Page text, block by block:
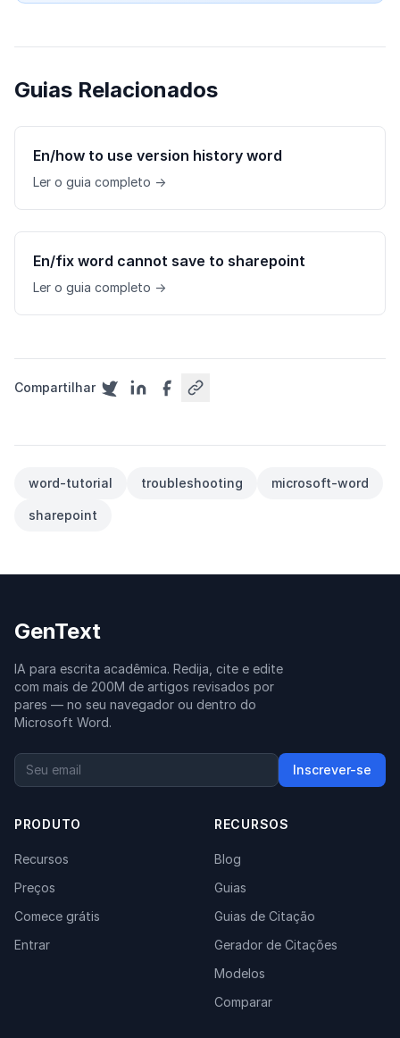
Guias Relacionados
En/how to use version history word
Ler o guia completo →
En/fix word cannot save to sharepoint
Ler o guia completo →
Compartilhar
word-tutorial troubleshooting microsoft-word
sharepoint
GenText
IA para escrita acadêmica. Redija, cite e edite
com mais de 200M de artigos revisados por
pares — no seu navegador ou dentro do
Microsoft Word.
Inscrever-se
PRODUTO
Recursos
Preços
Comece grátis
Entrar
RECURSOS
Blog
Guias
Guias de Citação
Gerador de Citações
Modelos
Comparar